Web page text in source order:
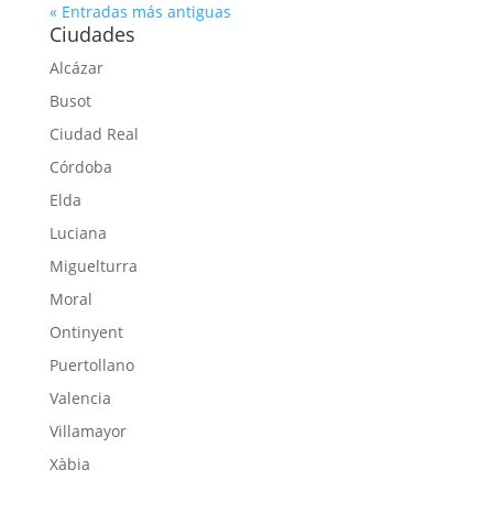
« Entradas más antiguas
Ciudades
Alcázar
Busot
Ciudad Real
Córdoba
Elda
Luciana
Miguelturra
Moral
Ontinyent
Puertollano
Valencia
Villamayor
Xàbia